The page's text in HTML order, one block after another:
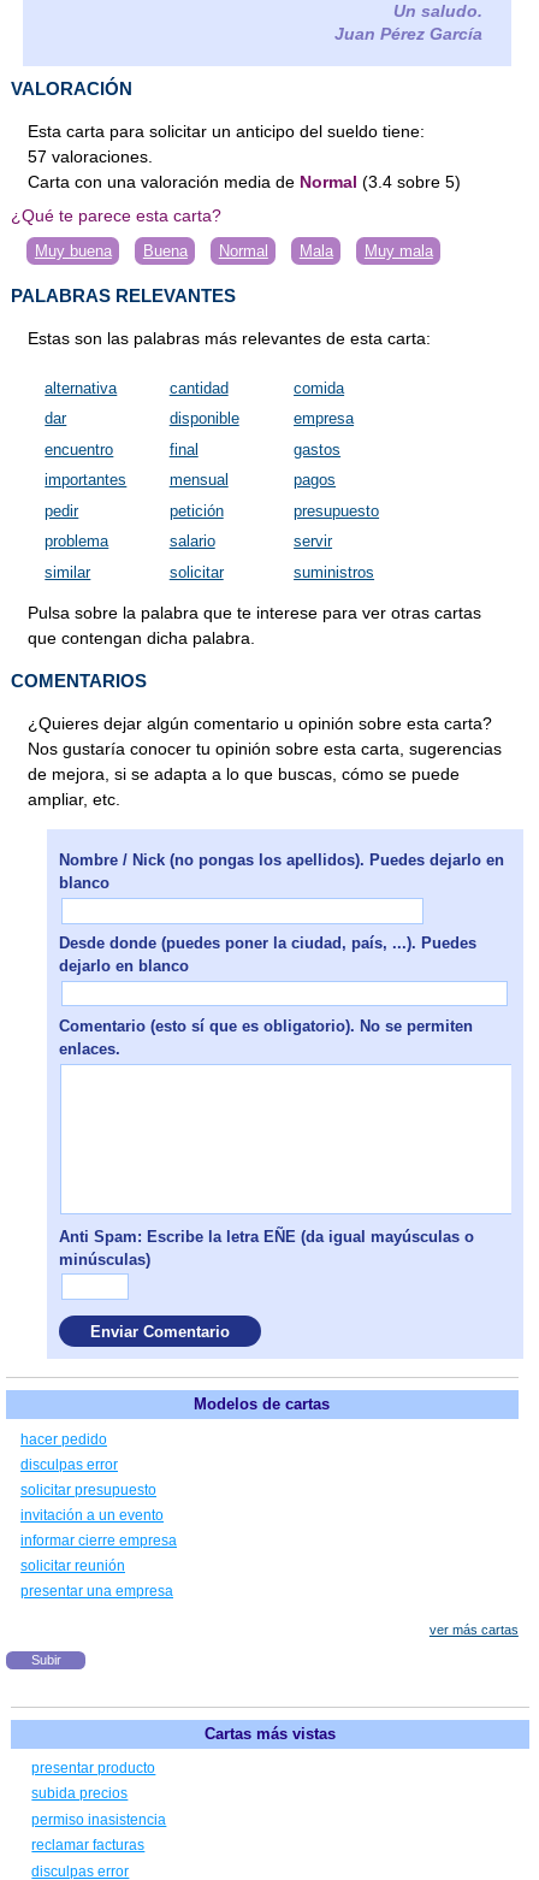
Un saludo.
Juan Pérez García
VALORACIÓN
Esta carta para solicitar un anticipo del sueldo tiene:
57 valoraciones
Carta con una valoración media de Normal (3.4 sobre5)
¿Qué te parece esta carta?
Muy buena Buena Normal Mala Muy mala
PALABRAS RELEVANTES
Estas son las palabras más relevantes de esta carta:
alternativa cantidad
comida
dar
disponible
empresa
encuentro
final
gastos
importantes
mensual
pagos
pedir
petición
presupuesto
problema
salario
servir
similar
solicitar suministros
Pulsa sobre la palabra que te interese para ver otras cartas
que contengan dicha palabra.
COMENTARIOS
¿Quieres dejar algún comentario u opinión sobre esta carta?
Nos gustaría conocer tu opinión sobre esta carta, sugerencias
de mejora, si se adapta a lo que buscas, cómo se puede
ampliar, etc.
Nombre / Nick (no pongas los apellidos). Puedes dejarlo en
blanco
Desde donde (puedes poner la ciudad, país, ...). Puedes
dejarlo en blanco
Comentario (esto sí que es obligatorio). No se permiten
enlaces.
Anti Spam: Escribe la letra EÑE (da igual mayúsculas o
minúsculas)
Modelos de cartas
hacer pedido
disculpas error
solicitar presupuesto
invitación a un evento
informar cierre empresa
solicitar reunión
presentar una empresa
ver más cartas
Subir
Cartas más vistas
presentar producto
subida precios
permiso inasistencia
reclamar facturas
disculpas error